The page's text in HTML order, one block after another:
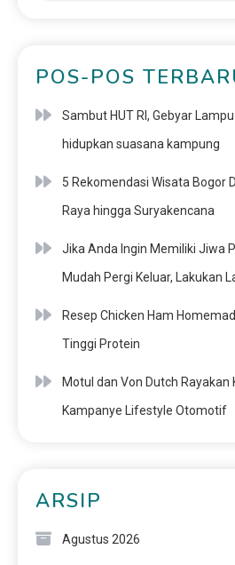
POS-POS
Sambut HUT RI, Gebyar
hidupkan suasana kampung
5 Rekomendasi Wisata Bogor
Raya hingga Suryakencana
Jika Anda Ingin Memiliki Jiwa
Mudah Pergi Keluar, Lakukan
Resep Chicken Ham
Tinggi Protein
Motul dan Von Dutch
Kampanye Lifestyle Otomotif
ARSIP
Agustus 2026